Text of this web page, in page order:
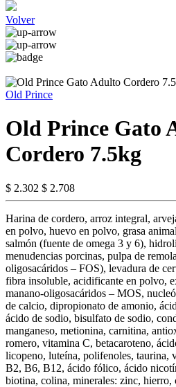
Volver
Old Prince
Old Prince Gato
Cordero 7.5kg
$ 2.302 $ 2.708
Harina de cordero, arroz integral,
en polvo, huevo en polvo, grasa
salmón (fuente de omega 3 y 6),
menudencias porcinas, pulpa de
oligosacáridos – FOS), levadura de
fibra insoluble, acidificante en polvo,
manano-oligosacáridos – MOS,
de calcio, dipropionato de amonio,
ácido de sodio, bisulfato de sodio,
manganeso, metionina, carnitina,
romero, vitamina C, betacaroteno,
licopeno, luteína, polifenoles,
B2, B6, B12, ácido fólico, ácido
biotina, colina, minerales: zinc, hierro,